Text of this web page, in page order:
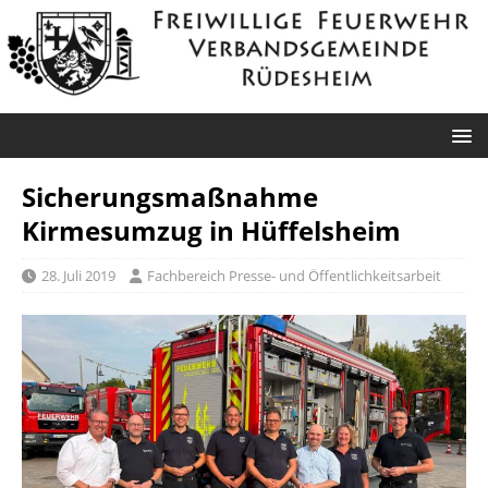
Sicherungsmaßnahme
Kirmesumzug in Hüffelsheim
28. Juli 2019 Fachbereich Presse- und Öffentlichkeitsarbeit